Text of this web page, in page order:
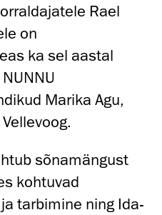
Rael
on
ka sel aastal
Marika Agu,
sõnamängust
kohtuvad
tarbimine ning Ida-